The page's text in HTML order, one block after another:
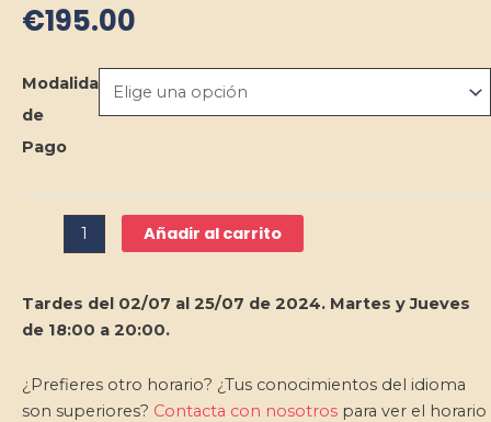
€195.00
Modalidad
de
Pago
Curso
Chino
Verano
Añadir al carrito
Tardes del 02/07 al 25/07 de 2024. Martes y Jueves
de 18:00 a 20:00.
¿Prefieres otro horario? ¿Tus conocimientos del idioma
son superiores? Contacta con nosotros para ver el horario